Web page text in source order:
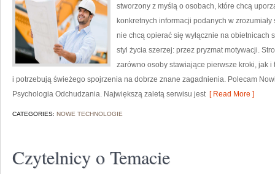
stworzony z myślą o osobach, które chcą
konkretnych informacji podanych w
nie chcą opierać się wyłącznie na obietnicach
styl życia szerzej: przez pryzmat motywacji.
zarówno osoby stawiające pierwsze kroki, jak
i potrzebują świeżego spojrzenia na dobrze znane zagadnienia. Polecam
Psychologia Odchudzania. Największą zaletą serwisu jest[ Read More ]
CATEGORIES: NOWE TECHNOLOGIE
Czytelnicy o Temacie